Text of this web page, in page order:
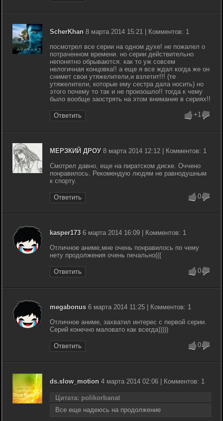
ScherKhan 8 марта 2014 15:21 | Комментов: 1
посмотрел все серии на одном духе! не пожалел о
потраченном времени. но серии действительно
непонятно обрываются. как то уж совсем
нелогичная концовка!! а еще я все ждал когда же он
снимет свои утяжелители,и взлетит!!! (те
утяжелители, которые ему сестра дала носить) но
этого почему то так и не произошло!! тогда к чему
было вообще заострять на этом внимание в сериях!!
Ответить +1
МЕРЗКИЙ ДРОУ8 марта 2014 12:12 | Комментов: 1
Смотрел давно, еще на пиратском диске. Оччено
понравилось. Рекомендую людям не равнодушным
к спорту.
Ответить 0
kasper1736 марта 2014 16:09 | Комментов: 1
Отличное аниме,мне очень понравилось по чему
нету продолжения очень печально(((
Ответить 0
megabonus6 марта 2014 11:25 | Комментов: 1
Отличное аниме, захватил интерес с первой серии.
Серий конечно маловато как всегда)))))
Ответить 0
ds.slow_motion 4 марта 2014 02:06 | Комментов: 1
Цитата: polikorbanat
Все еще надеюсь на продолжение